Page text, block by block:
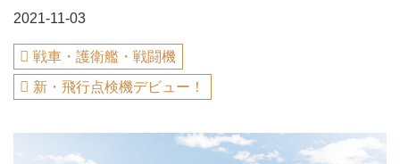
2021-11-03
戦車・護衛艦・戦闘機
新・飛行点検機デビュー！